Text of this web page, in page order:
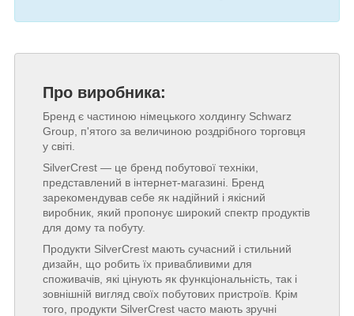
Про виробника:
Бренд є частиною німецького холдингу Schwarz
Group, п'ятого за величиною роздрібного торговця
у світі.
SilverCrest — це бренд побутової техніки,
представлений в інтернет-магазині. Бренд
зарекомендував себе як надійний і якісний
виробник, який пропонує широкий спектр продуктів
для дому та побуту.
Продукти SilverCrest мають сучасний і стильний
дизайн, що робить їх привабливими для
споживачів, які цінують як функціональність, так і
зовнішній вигляд своїх побутових пристроїв. Крім
того, продукти SilverCrest часто мають зручні